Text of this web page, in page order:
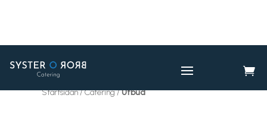

CATERING UTBUD
Startsidan / Catering /Utbud